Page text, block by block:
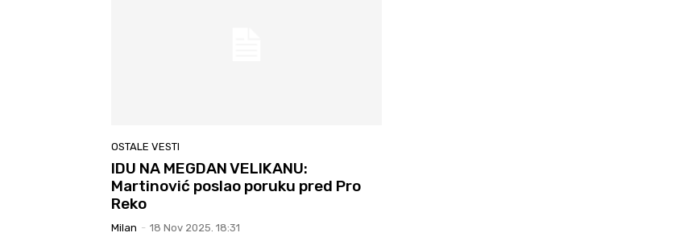
OSTALE VESTI
IDU NA MEGDAN VELIKANU:
Martinović poslao poruku pred Pro
Reko
Milan - 18 Nov 2025. 18:31